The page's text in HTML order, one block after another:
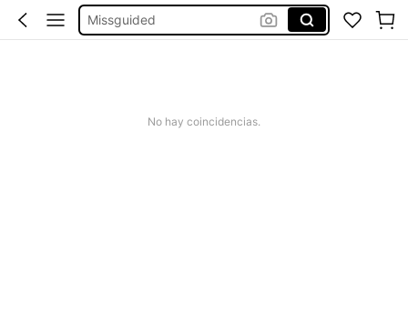
Missguided
No hay coincidencias.